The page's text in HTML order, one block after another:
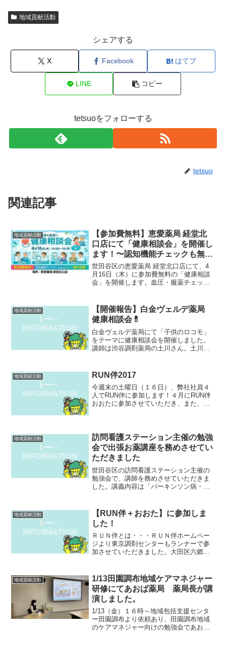
地域貢献活動
シェアする
X Facebook はてブ
LINE コピー
tetsuoをフォローする
tetsuo
関連記事
地域貢献活動
【参加費無料】恵愛薬局 経堂北
口店にて「健康相談会」を開催し
ます！〜認知機能チェックも無料
体験〜
世田谷区の恵愛薬局 経堂北口店にて、4
月16日（木）に参加費無料の「健康相談
会」を開催します。血圧・服薬チェッ
料で体験可能です。事前予約不要ですの
で、お気軽にお立ち寄りください。
地域貢献活動
【開催報告】白金ヴェルデ薬局
健康相談会💊
白金ヴェルデ薬局にて「子供のロコモ」
をテーマに健康相談会を開催しました。
講師は渋谷調剤薬局の土川さん。土川さ
を説明され、その後にみんなで「ロコモ
体操」。２組のご家族が参...
地域貢献活動 RUN伴2017
今週末の土曜日（１６日）、弊社社員４
人でRUN伴に参加します！４月にRUN伴
おおたに参加させていただき、また、走
ことに！一階はわか...
地域貢献活動
訪問看護ステーション主催の勉強
会で出張お薬講座を務めさせてい
ただきました
世田谷区の訪問看護ステーション主催の
勉強会で、講師を務めさせていただきま
した。講義内容は「パーキンソン病・糖
ただきました。いつもの事ながら、講義
のあとの質問タイムはいろ...
地域貢献活動
【RUN伴＋おおた】に参加しま
した！
ＲＵＮ伴とは・・・ＲＵＮ伴ホームペー
ジより東京調剤センターもランナーで参
加させていただきました。大田区六郷中
上会館のゴールを目指します！弊社ラン
ナーのスタートは６コース...
地域貢献活動
1/13田園調布地域ケアマネジャー
研修にてあおば薬局 薬局長が講
演しました。
1/13（金）１６時～地域包括支援センタ
ー田園調布より依頼あり、田園調布地域
のケアマネジャー向けの勉強会であおば